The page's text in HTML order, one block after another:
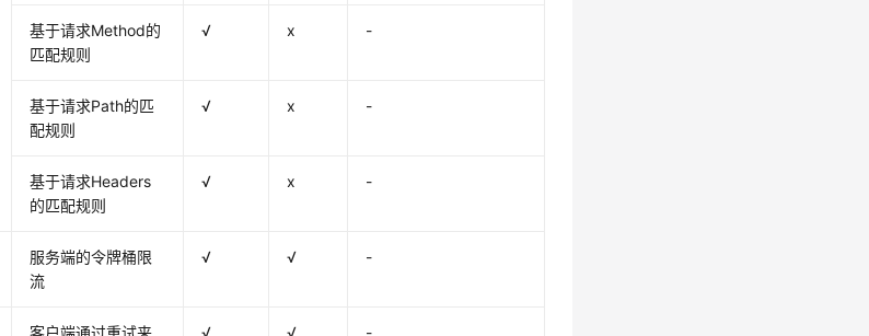
基于请求Method的
匹配规则
√ x -
基于请求Path的匹
配规则
√ x -
基于请求Headers
的匹配规则
√ x -
服务端的令牌桶限
流
√ √ -
客户端通过重试来
√ √ -